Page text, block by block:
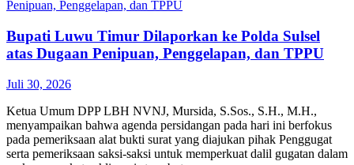
Bupati Luwu Timur Dilaporkan ke Polda Sulsel
atas Dugaan Penipuan, Penggelapan, dan TPPU
Juli 30, 2026
Ketua Umum DPP LBH NVNJ, Mursida, S.Sos., S.H., M.H.,
menyampaikan bahwa agenda persidangan pada hari ini berfokus
pada pemeriksaan alat bukti surat yang diajukan pihak Penggugat
serta pemeriksaan saksi-saksi untuk memperkuat dalil gugatan dalam